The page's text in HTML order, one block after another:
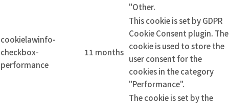
"Other.
cookielawinfo-
checkbox-
performance
11 months
This cookie is set by GDPR
Cookie Consent plugin. The
cookie is used to store the
user consent for the
cookies in the category
"Performance".
The cookie is set by the